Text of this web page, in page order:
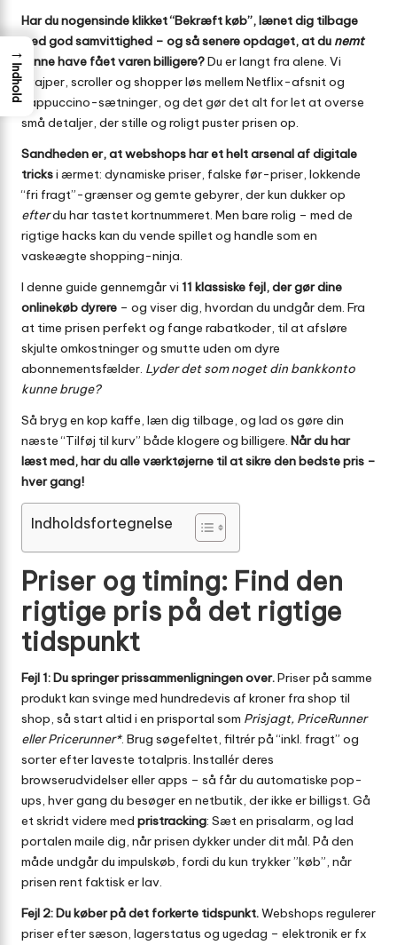
Har du nogensinde klikket “Bekræft køb”, lænet dig tilbage
med god samvittighed – og så senere opdaget, at du nemt
kunne have fået varen billigere?Du er langt fra alene. Vi
svajper, scroller og shopper løs mellem Netflix-afsnit og
cappuccino-sætninger, og det gør det alt for let at overse
små detaljer, der stille og roligt puster prisen op.
Sandheden er, at webshops har et helt arsenal af digitale
tricksi ærmet: dynamiske priser, falske før-priser, lokkende
“fri fragt”-grænser og gemte gebyrer, der kun dukker op
efterdu har tastet kortnummeret. Men bare rolig – med de
rigtige hacks kan du vende spillet og handle som en
vaskeægte shopping-ninja.
I denne guide gennemgår vi 11 klassiske fejl, der gør dine
onlinekøb dyrere – og viser dig, hvordan du undgår dem. Fra
at time prisen perfekt og fange rabatkoder, til at afsløre
skjulte omkostninger og smutte uden om dyre
abonnementsfælder. Lyder det som noget din bankkonto
kunne bruge?
Så bryg en kop kaffe, læn dig tilbage, og lad os gøre din
næste “Tilføj til kurv” både klogere og billigere. Når du har
læst med, har du alle værktøjerne til at sikre den bedste pris –
hver gang!
Indholdsfortegnelse
Priser og timing: Find den
rigtige pris på det rigtige
tidspunkt
Fejl 1: Du springer prissammenligningen over.Priser på samme
produkt kan svinge med hundredevis af kroner fra shop til
shop, så start altid i en prisportal som Prisjagt, PriceRunner
eller Pricerunner*. Brug søgefeltet, filtrér på “inkl. fragt” og
sorter efter laveste totalpris. Installér deres
browserudvidelser eller apps – så får du automatiske pop-
ups, hver gang du besøger en netbutik, der ikke er billigst. Gå
et skridt videre med pristracking: Sæt en prisalarm, og lad
portalen maile dig, når prisen dykker under dit mål. På den
måde undgår du impulskøb, fordi du kun trykker ”køb”, når
prisen rent faktisk er lav.
Fejl 2: Du køber på det forkerte tidspunkt.Webshops regulerer
priser efter sæson, lagerstatus og ugedag – elektronik er fx
→
Indhold